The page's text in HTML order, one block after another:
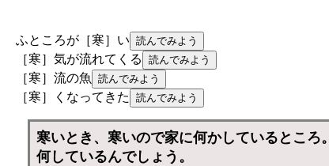
ふところが［寒］い
［寒］気が流れてくる
［寒］流の魚
［寒］くなってきた
寒いとき、寒いので家に何かしているところ。
何しているんでしょう。